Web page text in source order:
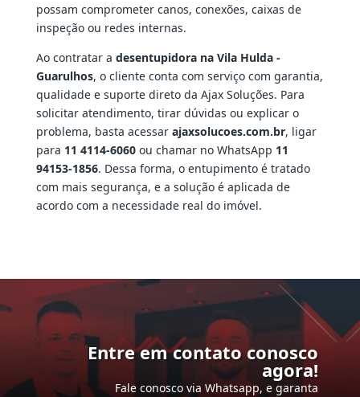
possam comprometer canos, conexões, caixas de
inspeção ou redes internas.
Ao contratar a desentupidora na Vila Hulda -
Guarulhos, o cliente conta com serviço com garantia,
qualidade e suporte direto da Ajax Soluções. Para
solicitar atendimento, tirar dúvidas ou explicar o
problema, basta acessar ajaxsolucoes.com.br, ligar
para 11 4114-6060ou chamar no WhatsApp 11
94153-1856. Dessa forma, o entupimento é tratado
com mais segurança, e a solução é aplicada de
acordo com a necessidade real do imóvel.
Entre em contato conosco
agora!
Fale conosco via Whatsapp, e garanta